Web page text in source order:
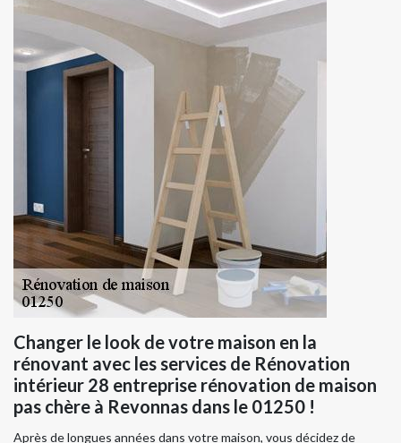
Changer le look de votre maison en la
rénovant avec les services de Rénovation
intérieur 28 entreprise rénovation de maison
pas chère à Revonnas dans le 01250 !
Après de longues années dans votre maison, vous décidez de